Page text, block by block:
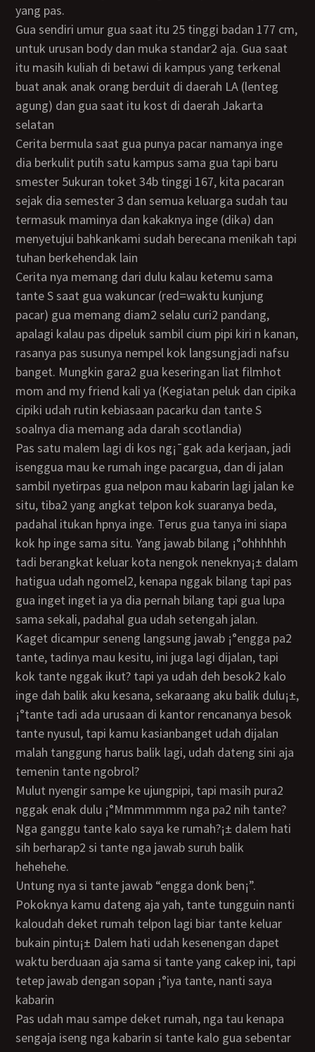
yang pas.
Gua sendiri umur gua saat itu 25 tinggi badan 177 cm,
untuk urusan body dan muka standar2 aja. Gua saat
itu masih kuliah di betawi di kampus yang terkenal
buat anak anak orang berduit di daerah LA (lenteg
agung) dan gua saat itu kost di daerah Jakarta
selatan
Cerita bermula saat gua punya pacar namanya inge
dia berkulit putih satu kampus sama gua tapi baru
smester 5ukuran toket 34b tinggi 167, kita pacaran
sejak dia semester 3 dan semua keluarga sudah tau
termasuk maminya dan kakaknya inge (dika) dan
menyetujui bahkankami sudah berecana menikah tapi
tuhan berkehendak lain
Cerita nya memang dari dulu kalau ketemu sama
tante S saat gua wakuncar (red=waktu kunjung
pacar) gua memang diam2 selalu curi2 pandang,
apalagi kalau pas dipeluk sambil cium pipi kiri n kanan,
rasanya pas susunya nempel kok langsungjadi nafsu
banget. Mungkin gara2 gua keseringan liat filmhot
mom and my friend kali ya (Kegiatan peluk dan cipika
cipiki udah rutin kebiasaan pacarku dan tante S
soalnya dia memang ada darah scotlandia)
Pas satu malem lagi di kos ng¡¯gak ada kerjaan, jadi
isenggua mau ke rumah inge pacargua, dan di jalan
sambil nyetirpas gua nelpon mau kabarin lagi jalan ke
situ, tiba2 yang angkat telpon kok suaranya beda,
padahal itukan hpnya inge. Terus gua tanya ini siapa
kok hp inge sama situ. Yang jawab bilang ¡°ohhhhhh
tadi berangkat keluar kota nengok neneknya¡± dalam
hatigua udah ngomel2, kenapa nggak bilang tapi pas
gua inget inget ia ya dia pernah bilang tapi gua lupa
sama sekali, padahal gua udah setengah jalan.
Kaget dicampur seneng langsung jawab ¡°engga pa2
tante, tadinya mau kesitu, ini juga lagi dijalan, tapi
kok tante nggak ikut? tapi ya udah deh besok2 kalo
inge dah balik aku kesana, sekaraang aku balik dulu¡±,
¡°tante tadi ada urusaan di kantor rencananya besok
tante nyusul, tapi kamu kasianbanget udah dijalan
malah tanggung harus balik lagi, udah dateng sini aja
temenin tante ngobrol?
Mulut nyengir sampe ke ujungpipi, tapi masih pura2
nggak enak dulu ¡°Mmmmmmm nga pa2 nih tante?
Nga ganggu tante kalo saya ke rumah?¡± dalem hati
sih berharap2 si tante nga jawab suruh balik
hehehehe.
Untung nya si tante jawab “engga donk ben¡”.
Pokoknya kamu dateng aja yah, tante tungguin nanti
kaloudah deket rumah telpon lagi biar tante keluar
bukain pintu¡± Dalem hati udah kesenengan dapet
waktu berduaan aja sama si tante yang cakep ini, tapi
tetep jawab dengan sopan ¡°iya tante, nanti saya
kabarin
Pas udah mau sampe deket rumah, nga tau kenapa
sengaja iseng nga kabarin si tante kalo gua sebentar